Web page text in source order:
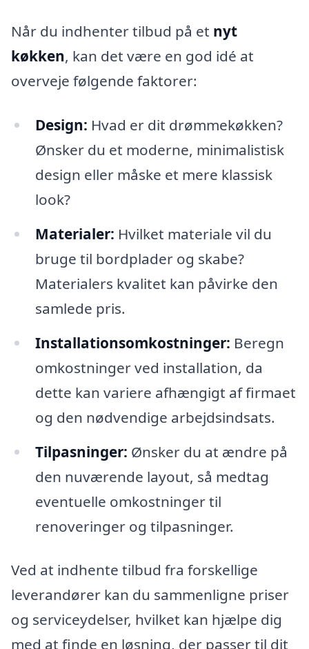
Når du indhenter tilbud på et nyt
køkken, kan det være en god idé at
overveje følgende faktorer:
Design: Hvad er dit drømmekøkken?
Ønsker du et moderne, minimalistisk
design eller måske et mere klassisk
look?
Materialer: Hvilket materiale vil du
bruge til bordplader og skabe?
Materialers kvalitet kan påvirke den
samlede pris.
Installationsomkostninger: Beregn
omkostninger ved installation, da
dette kan variere afhængigt af firmaet
og den nødvendige arbejdsindsats.
Tilpasninger: Ønsker du at ændre på
den nuværende layout, så medtag
eventuelle omkostninger til
renoveringer og tilpasninger.
Ved at indhente tilbud fra forskellige
leverandører kan du sammenligne priser
og serviceydelser, hvilket kan hjælpe dig
med at finde en løsning, der passer til dit